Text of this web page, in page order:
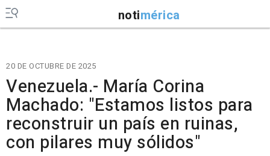
notimérica
20 DE OCTUBRE DE 2025
Venezuela.- María Corina
Machado: "Estamos listos para
reconstruir un país en ruinas,
con pilares muy sólidos"